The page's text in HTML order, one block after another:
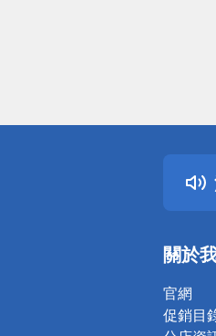
關於
官網
促銷目